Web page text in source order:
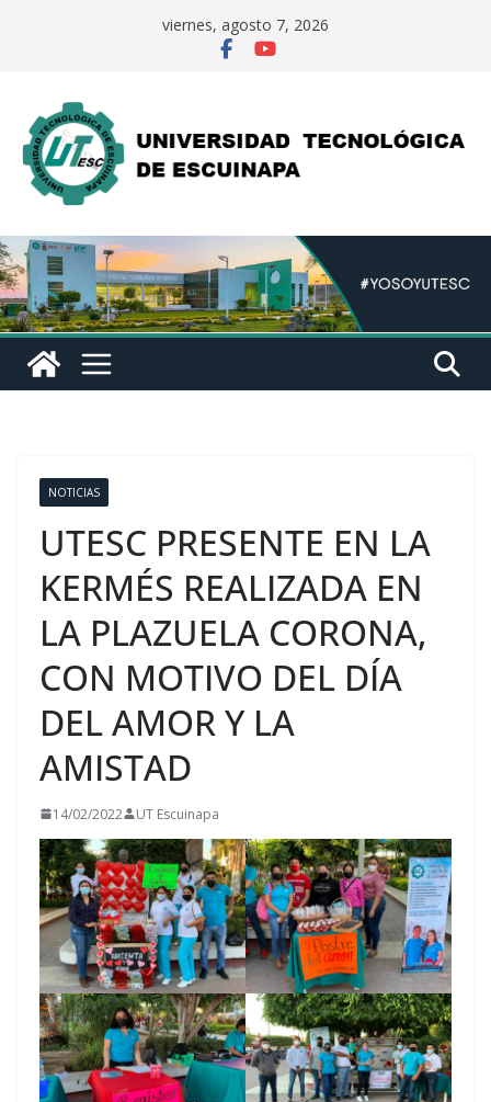
viernes, agosto 7, 2026
NOTICIAS
UTESC PRESENTE EN LA
KERMÉS REALIZADA EN
LA PLAZUELA CORONA,
CON MOTIVO DEL DÍA
DEL AMOR Y LA
AMISTAD
14/02/2022 UT Escuinapa